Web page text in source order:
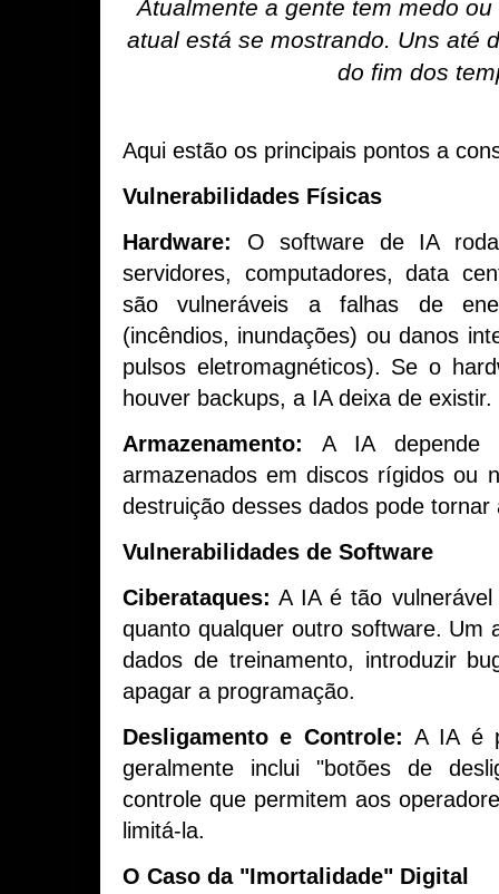
Atualmente a gente tem medo
atual está se mostrando. Uns até
do fim dos
Aqui estão os principais pontos a
Vulnerabilidades Físicas
Hardware: O software de IA
servidores, computadores, data
são vulneráveis a falhas de
(incêndios, inundações) ou danos
pulsos eletromagnéticos). Se o
houver backups, a IA deixa de existir.
Armazenamento: A IA depende
armazenados em discos rígidos ou
destruição desses dados pode
Vulnerabilidades de Software
Ciberataques: A IA é tão
quanto qualquer outro software. Um
dados de treinamento, introduzir
apagar a programação.
Desligamento e Controle: A IA é
geralmente inclui "botões de
controle que permitem aos
limitá-la.
O Caso da "Imortalidade" Digital